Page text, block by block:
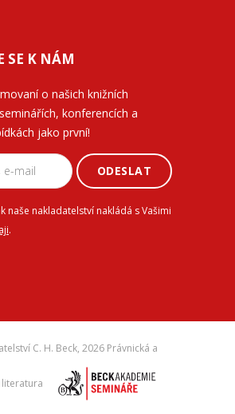
SE K NÁM
o našich knižních
konferencích a
jako první!
ODESLAT
naše nakladatelství nakládá s Vašimi
.
C. H. Beck, 2026 Právnická a